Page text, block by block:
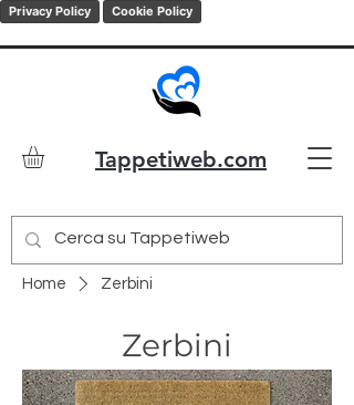
Privacy Policy Cookie Policy
Tappetiweb.com
Home Zerbini
Zerbini